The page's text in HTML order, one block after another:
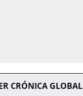
CRÓNICA GLOBAL